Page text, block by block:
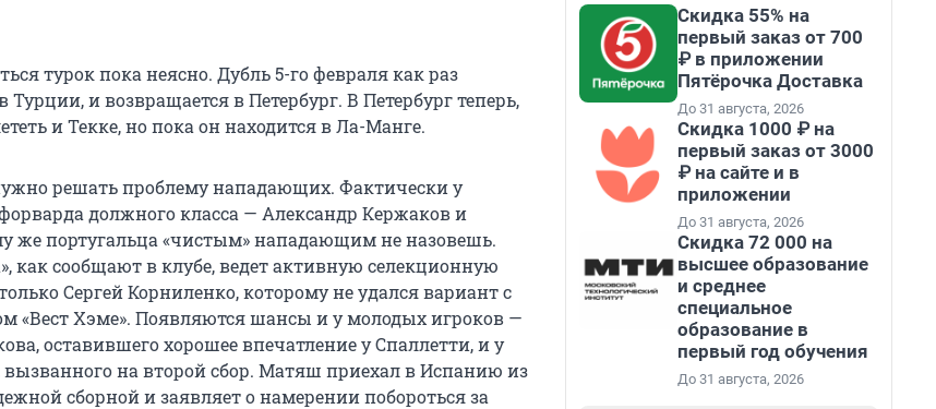
турок пока неясно. Дубль 5-го февраля как раз
Турции, и возвращается в Петербург. В Петербург теперь,
и Текке, но пока он находится в Ла-Манге.
решать проблему нападающих. Фактически у
должного класса — Александр Кержаков и
же португальца «чистым» нападающим не назовешь.
как сообщают в клубе, ведет активную селекционную
Сергей Корниленко, которому не удался вариант с
«Вест Хэме». Появляются шансы и у молодых игроков —
оставившего хорошее впечатление у Спаллетти, и у
на второй сбор. Матяш приехал в Испанию из
сборной и заявляет о намерении побороться за
Скидка 55% на
первый заказ от 700
₽ в приложении
Пятёрочка Доставка
До 31 августа, 2026
Скидка 1000 ₽ на
первый заказ от 3000
₽ на сайте и в
приложении
До 31 августа, 2026
Скидка 72 000 на
высшее образование
и среднее
специальное
образование в
первый год обучения
До 31 августа, 2026